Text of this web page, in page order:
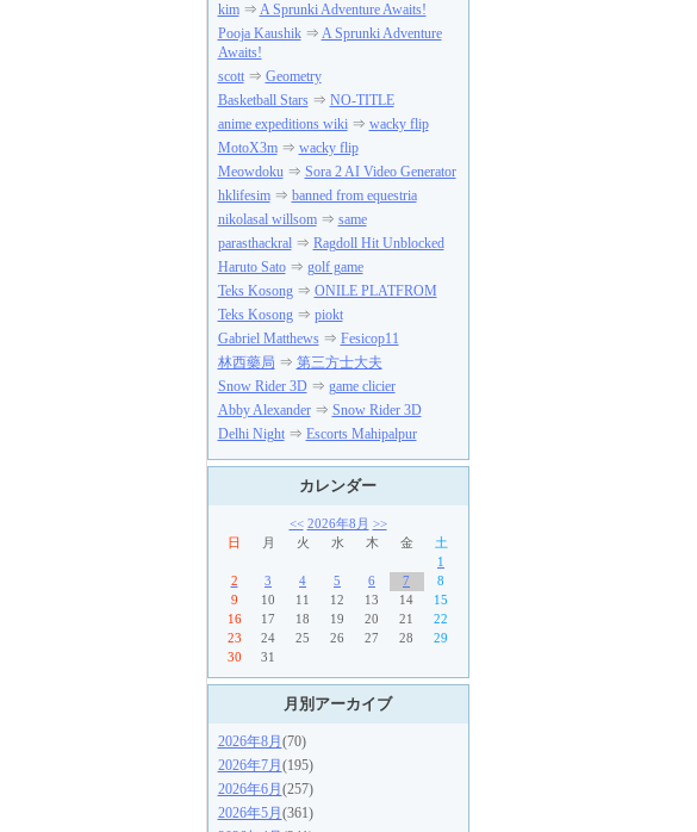
kim⇒ A Sprunki Adventure Awaits!
Pooja Kaushik⇒ A Sprunki Adventure
Awaits!
scott⇒ Geometry
Basketball Stars⇒ NO-TITLE
anime expeditions wiki⇒ wacky flip
MotoX3m⇒ wacky flip
Meowdoku⇒ Sora 2 AI Video Generator
hklifesim⇒ banned from equestria
nikolasal willsom⇒ same
parasthackral⇒ Ragdoll Hit Unblocked
Haruto Sato⇒ golf game
Teks Kosong⇒ ONILE PLATFROM
Teks Kosong⇒ piokt
Gabriel Matthews⇒ Fesicop11
林西藥局 ⇒ 第三方士大夫
Snow Rider 3D⇒ game clicier
Abby Alexander⇒ Snow Rider 3D
Delhi Night⇒ Escorts Mahipalpur
カレンダー
<< 2026年8月 >>
日
月 火 水 木 金
土
1
2
3 4 5 6 7
8
9
10 11 12 13 14
15
16
17 18 19 20 21
22
23
24 25 26 27 28
29
30
31
月別アーカイブ
2026年8月 (70)
2026年7月 (195)
2026年6月 (257)
2026年5月 (361)